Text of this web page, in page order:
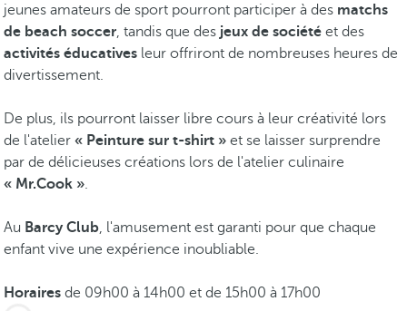
jeunes amateurs de sport pourront participer à des matchs
de beach soccer , tandis que des jeux de société et des
activités éducatives leur offriront de nombreuses heures de
divertissement.
De plus, ils pourront laisser libre cours à leur créativité lors
de l'atelier « Peinture sur t-shirt » et se laisser surprendre
par de délicieuses créations lors de l'atelier culinaire
« Mr.Cook »
Au Barcy Club , l'amusement est garanti pour que chaque
enfant vive une expérience inoubliable.
Horaires de 09h00 à 14h00 et de 15h00 à 17h00